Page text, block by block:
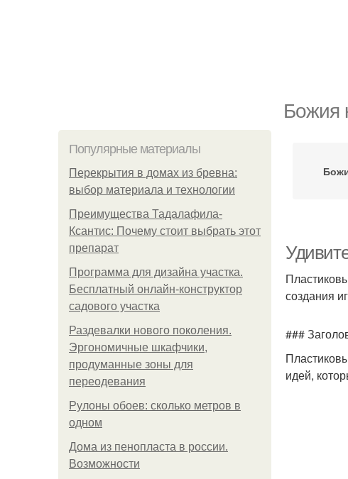
Божия
Популярные материалы
Перекрытия в домах из бревна:
выбор материала и технологии
Преимущества Тадалафила-
Ксантис: Почему стоит выбрать этот
препарат
Программа для дизайна участка.
Бесплатный онлайн-конструктор
садового участка
Раздевалки нового поколения.
Эргономичные шкафчики,
продуманные зоны для
переодевания
Рулоны обоев: сколько метров в
одном
Дома из пенопласта в россии.
Возможности
создания
###
идей,